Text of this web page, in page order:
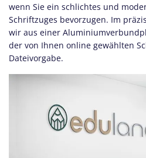
wenn Sie ein schlichtes und
Schriftzuges bevorzugen. Im
wir aus einer
der von Ihnen online gewählten
Dateivorgabe.